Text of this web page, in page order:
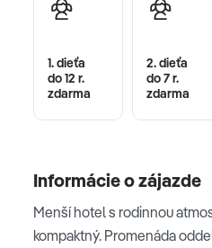
1. dieťa
do 12 r.
zdarma
2. dieťa
do 7 r.
zdarma
Informácie o zájazde
Menší hotel s rodinnou
kompaktný. Promenáda